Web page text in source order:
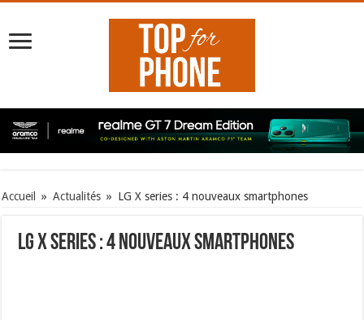
Accueil » Actualités » LG X series : 4 nouveaux smartphones
LG X series : 4 nouveaux smartphones